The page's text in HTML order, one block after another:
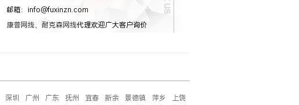
邮箱：info@fuxinzn.com
康普网线、 耐克森网线代理欢迎广大客户询价
深圳 广州 广东 抚州 宜春 新余 景德镇 萍乡
上饶